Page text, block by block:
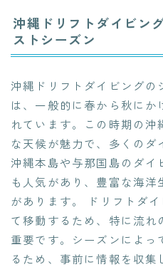
沖縄ドリフトダイビン
ストシーズン
沖縄ドリフトダイビングの
は、一般的に春から秋に
れています。この時期の
な天候が魅力で、多くのダ
沖縄本島や与那国島のダイ
も人気があり、豊富な海洋
があります。 ドリフトダ
て移動するため、特に流
重要です。シーズンによ
るため、事前に情報を収